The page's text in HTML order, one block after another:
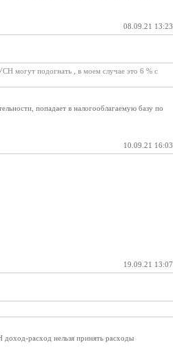
08.09.21 13:23
могут подогнать , в моем случае это 6 % с
попадает в налогооблагаемую базу по
10.09.21 16:03
19.09.21 13:07
расход нельзя принять расходы